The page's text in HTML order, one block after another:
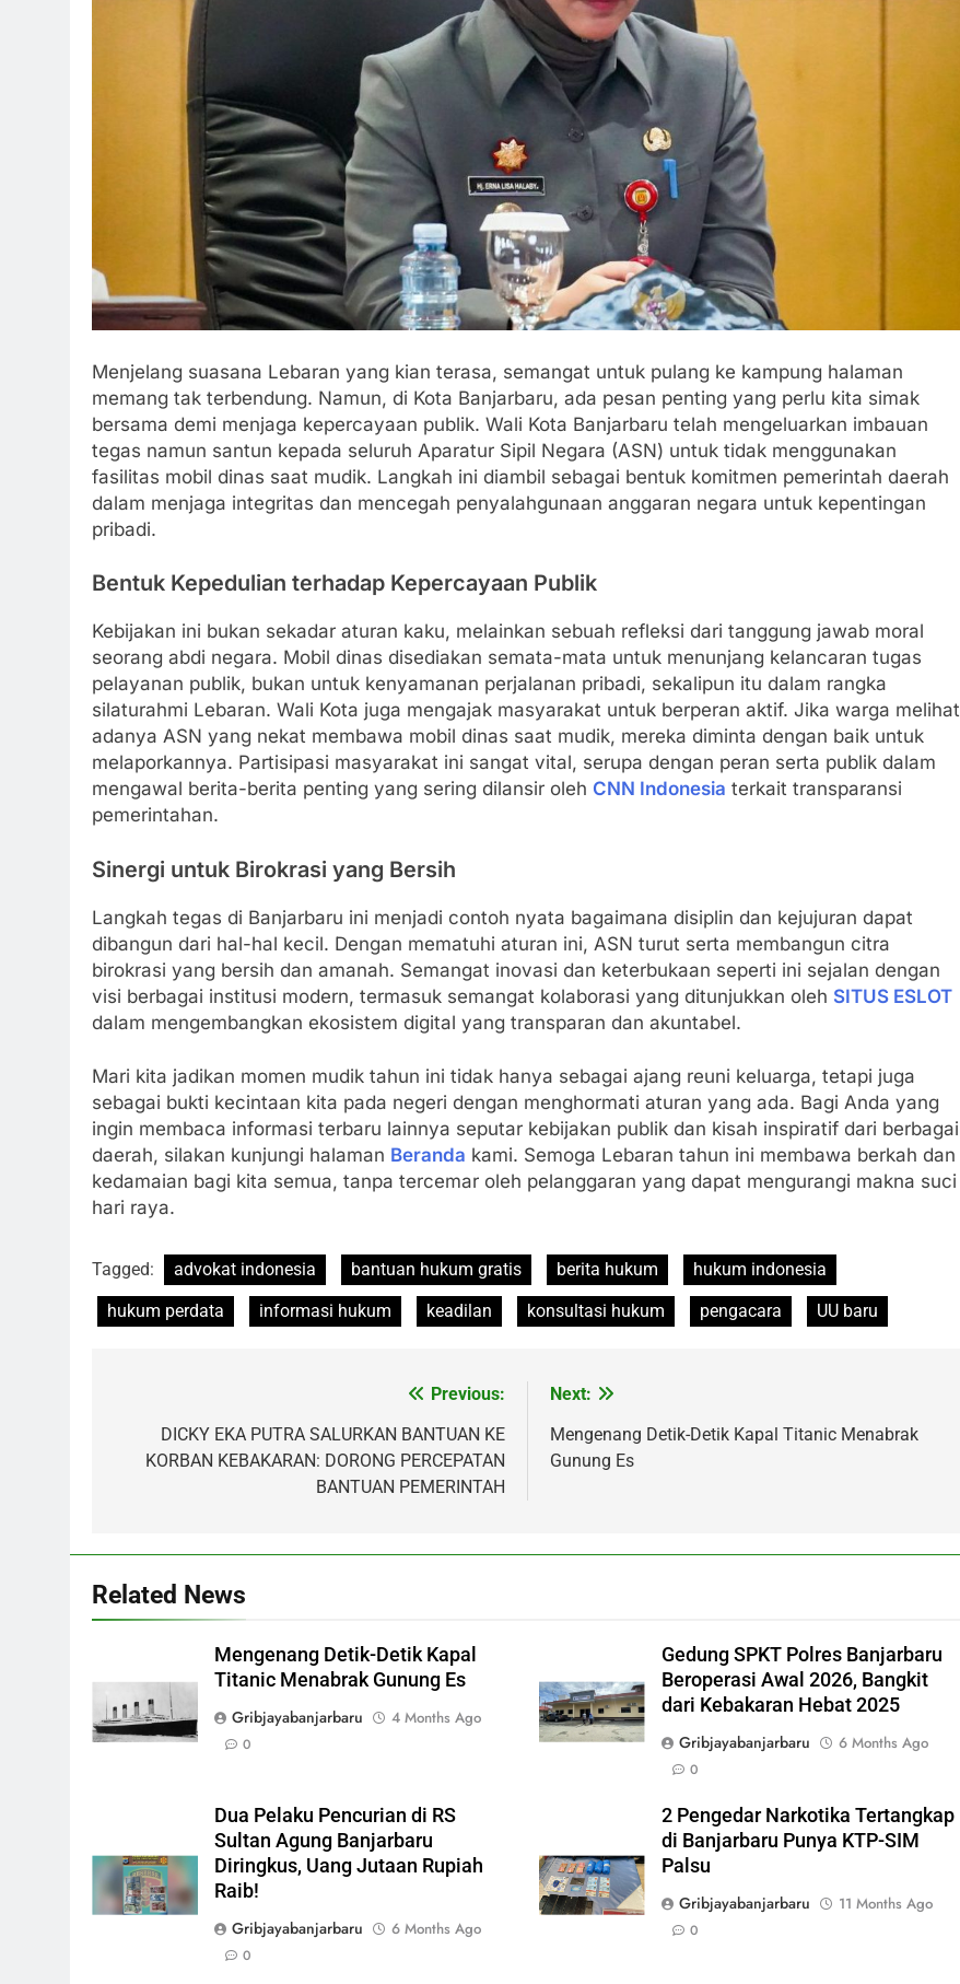
Menjelang suasana Lebaran yang kian terasa, semangat untuk pulang ke kampung halaman
memang tak terbendung. Namun, di Kota Banjarbaru, ada pesan penting yang perlu kita simak
bersama demi menjaga kepercayaan publik. Wali Kota Banjarbaru telah mengeluarkan imbauan
tegas namun santun kepada seluruh Aparatur Sipil Negara (ASN) untuk tidak menggunakan
fasilitas mobil dinas saat mudik. Langkah ini diambil sebagai bentuk komitmen pemerintah daerah
dalam menjaga integritas dan mencegah penyalahgunaan anggaran negara untuk kepentingan
pribadi.
Bentuk Kepedulian terhadap Kepercayaan Publik
Kebijakan ini bukan sekadar aturan kaku, melainkan sebuah refleksi dari tanggung jawab moral
seorang abdi negara. Mobil dinas disediakan semata-mata untuk menunjang kelancaran tugas
pelayanan publik, bukan untuk kenyamanan perjalanan pribadi, sekalipun itu dalam rangka
silaturahmi Lebaran. Wali Kota juga mengajak masyarakat untuk berperan aktif. Jika warga melihat
adanya ASN yang nekat membawa mobil dinas saat mudik, mereka diminta dengan baik untuk
melaporkannya. Partisipasi masyarakat ini sangat vital, serupa dengan peran serta publik dalam
mengawal berita-berita penting yang sering dilansir oleh CNN Indonesia terkait transparansi
pemerintahan.
Sinergi untuk Birokrasi yang Bersih
Langkah tegas di Banjarbaru ini menjadi contoh nyata bagaimana disiplin dan kejujuran dapat
dibangun dari hal-hal kecil. Dengan mematuhi aturan ini, ASN turut serta membangun citra
birokrasi yang bersih dan amanah. Semangat inovasi dan keterbukaan seperti ini sejalan dengan
visi berbagai institusi modern, termasuk semangat kolaborasi yang ditunjukkan oleh SITUS ESLOT
dalam mengembangkan ekosistem digital yang transparan dan akuntabel.
Mari kita jadikan momen mudik tahun ini tidak hanya sebagai ajang reuni keluarga, tetapi juga
sebagai bukti kecintaan kita pada negeri dengan menghormati aturan yang ada. Bagi Anda yang
ingin membaca informasi terbaru lainnya seputar kebijakan publik dan kisah inspiratif dari berbagai
daerah, silakan kunjungi halaman Beranda kami. Semoga Lebaran tahun ini membawa berkah dan
kedamaian bagi kita semua, tanpa tercemar oleh pelanggaran yang dapat mengurangi makna suci
hari raya.
Tagged: advokat indonesia bantuan hukum gratis berita hukum
hukum indonesia
hukum perdata
informasi hukum keadilan konsultasi hukum pengacara UU baru
navigation
Previous:
DICKY EKA PUTRA SALURKAN BANTUAN KE
KORBAN KEBAKARAN: DORONG PERCEPATAN
BANTUAN PEMERINTAH
Next:
Mengenang Detik-Detik Kapal Titanic Menabrak
Gunung Es
Related News
Mengenang Detik-Detik Kapal
Titanic Menabrak Gunung Es
Gribjayabanjarbaru
4 Months Ago
0
Gedung SPKT Polres Banjarbaru
Beroperasi Awal 2026, Bangkit
dari Kebakaran Hebat 2025
Gribjayabanjarbaru
6 Months Ago
0
Dua Pelaku Pencurian di RS
Sultan Agung Banjarbaru
Diringkus, Uang Jutaan Rupiah
Raib!
Gribjayabanjarbaru
6 Months Ago
0
2 Pengedar Narkotika Tertangkap
di Banjarbaru Punya KTP-SIM
Palsu
Gribjayabanjarbaru
11 Months Ago
0